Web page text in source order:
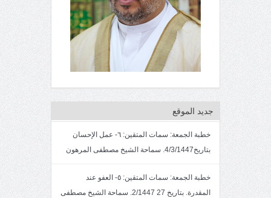
جديد الموقع
خطبة الجمعة: سمات المتقين: ٦- عمل الإحسان
بتاريخ4/3/1447. سماحة الشيخ مصطفى المرهون
خطبة الجمعة: سمات المتقين: ٥- العفو عند
المقدرة. بتاريخ 27 2/1447. سماحة الشيخ مصطفى